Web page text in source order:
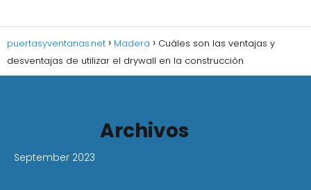
puertasyventanas.net Madera
Cuáles son las ventajas y
desventajas de utilizar el drywall en la construcción
Archivos
September 2023